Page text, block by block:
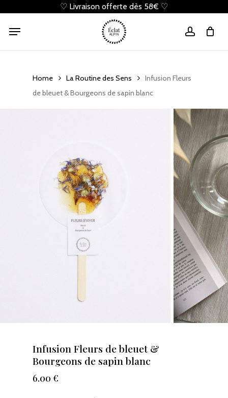
♡ Livraison offerte dès 58€ ♡
main
account
Menu Cart
Home La Routine des Sens
Infusion Fleurs
de bleuet & Bourgeons de sapin blanc
Infusion Fleurs de bleuet &
Bourgeons de sapin blanc
6.00 €